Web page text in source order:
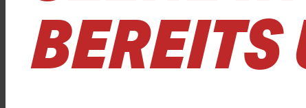
BEREITS